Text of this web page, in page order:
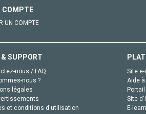
COMPTE
UN COMPTE
& SUPPORT
nous / FAQ
nous ?
légales
et conditions d'utilisation
Site
Aide
Site
E-